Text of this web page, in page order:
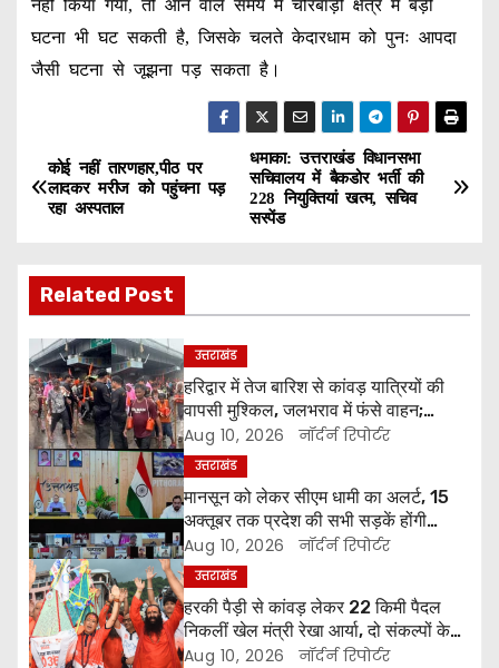
नहीं किया गया, तो आने वाले समय में चौरबाड़ी क्षेत्र में बड़ी
घटना भी घट सकती है, जिसके चलते केदारधाम को पुनः आपदा
जैसी घटना से जूझना पड़ सकता है।
P
o
t
n
a
v
i
g
a
t
धमाका: उत्तराखंड विधानसभा
सचिवालय में बैकडोर भर्ती की
228 नियुक्तियां खत्म, सचिव
सस्पेंड
कोई नहीं तारणहार,पीठ पर
लादकर मरीज को पहुंचना पड़
रहा अस्पताल
Related Post
उत्तराखंड
हरिद्वार में तेज बारिश से कांवड़ यात्रियों की
वापसी मुश्किल, जलभराव में फंसे वाहन;
एसएसपी ने संभाली कमान
Aug 10, 2026 नॉर्दर्न रिपोर्टर
उत्तराखंड
मानसून को लेकर सीएम धामी का अलर्ट, 15
अक्तूबर तक प्रदेश की सभी सड़कें होंगी
गड्ढामुक्त
Aug 10, 2026 नॉर्दर्न रिपोर्टर
उत्तराखंड
हरकी पैड़ी से कांवड़ लेकर 22 किमी पैदल
निकलीं खेल मंत्री रेखा आर्या, दो संकल्पों के
साथ शुरू की शिव यात्रा
Aug 10, 2026 नॉर्दर्न रिपोर्टर